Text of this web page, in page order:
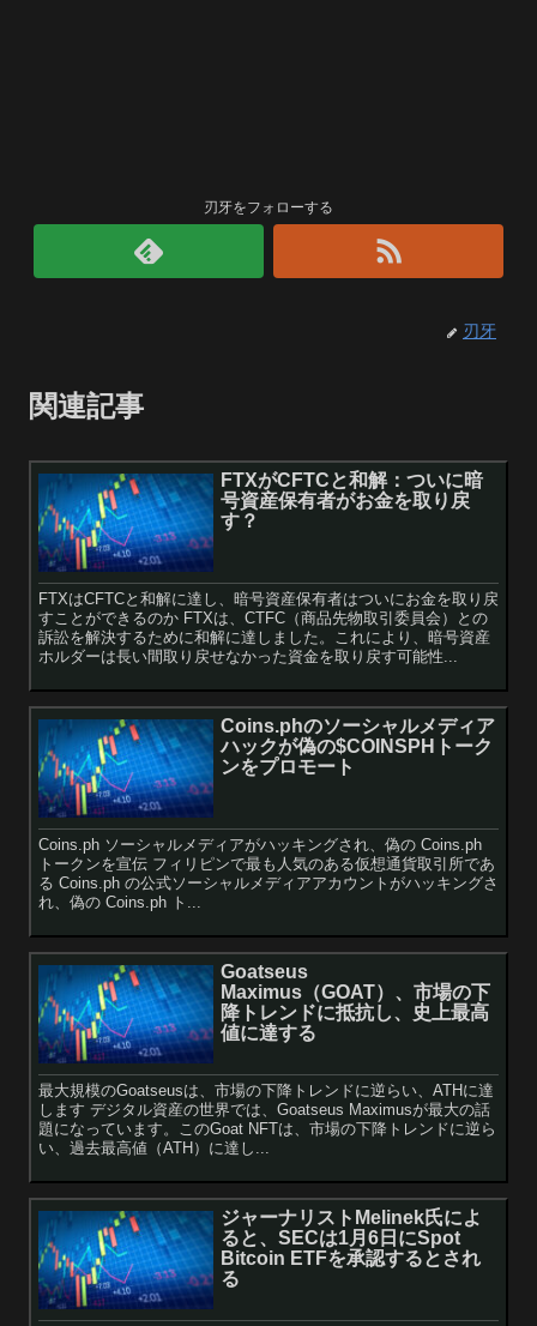
刃牙をフォローする
刃牙
関連記事
FTXがCFTCと和解：ついに暗
号資産保有者がお金を取り戻
す？
FTXはCFTCと和解に達し、暗号資産保有者はついにお金を取り戻
すことができるのか FTXは、CTFC（商品先物取引委員会）との
訴訟を解決するために和解に達しました。これにより、暗号資産
ホルダーは長い間取り戻せなかった資金を取り戻す可能性...
Coins.phのソーシャルメディア
ハックが偽の$COINSPHトーク
ンをプロモート
Coins.ph ソーシャルメディアがハッキングされ、偽の Coins.ph
トークンを宣伝 フィリピンで最も人気のある仮想通貨取引所であ
る Coins.ph の公式ソーシャルメディアアカウントがハッキングさ
れ、偽の Coins.ph ト...
Goatseus
Maximus（GOAT）、市場の下
降トレンドに抵抗し、史上最高
値に達する
最大規模のGoatseusは、市場の下降トレンドに逆らい、ATHに達
します デジタル資産の世界では、Goatseus Maximusが最大の話
題になっています。このGoat NFTは、市場の下降トレンドに逆ら
い、過去最高値（ATH）に達し...
ジャーナリストMelinek氏によ
ると、SECは1月6日にSpot
Bitcoin ETFを承認するとされ
る